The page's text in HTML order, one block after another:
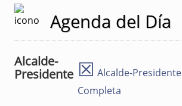
Agenda del Día
Alcalde-
Presidente ☒ Alcalde-Presidente
Completa